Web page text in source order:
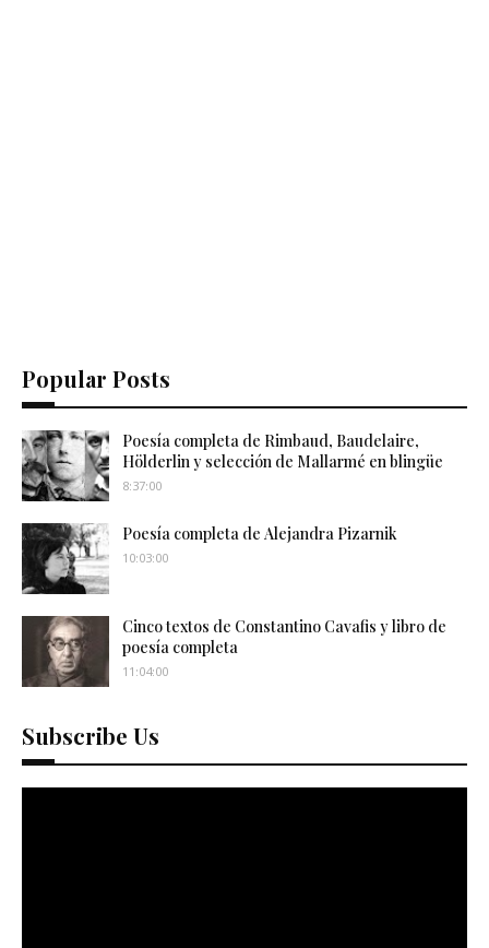
Popular Posts
Poesía completa de Rimbaud, Baudelaire,
Hölderlin y selección de Mallarmé en blingüe
8:37:00
Poesía completa de Alejandra Pizarnik
10:03:00
Cinco textos de Constantino Cavafis y libro de
poesía completa
11:04:00
Subscribe Us